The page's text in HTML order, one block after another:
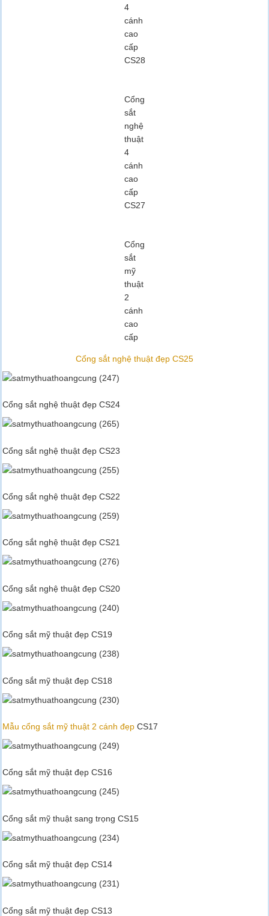
4
cánh
cao
cấp
CS28
Cổng
sắt
nghệ
thuật
4
cánh
cao
cấp
CS27
Cổng
sắt
mỹ
thuật
2
cánh
cao
cấp
Cổng sắt nghệ thuật đẹp CS25
Cổng sắt nghệ thuật đẹp CS24
Cổng sắt nghệ thuật đẹp CS23
Cổng sắt nghệ thuật đẹp CS22
Cổng sắt nghệ thuật đẹp CS21
Cổng sắt nghệ thuật đẹp CS20
Cổng sắt mỹ thuật đẹp CS19
Cổng sắt mỹ thuật đẹp CS18
Mẫu cổng sắt mỹ thuật 2 cánh đẹpCS17
Cổng sắt mỹ thuật đẹp CS16
Cổng sắt mỹ thuật sang trọng CS15
Cổng sắt mỹ thuật đẹp CS14
Cổng sắt mỹ thuật đẹp CS13